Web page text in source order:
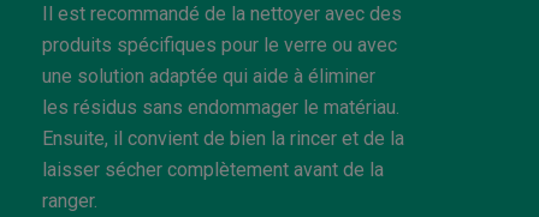
Il est recommandé de la nettoyer avec des
produits spécifiques pour le verre ou avec
une solution adaptée qui aide à éliminer
les résidus sans endommager le matériau.
Ensuite, il convient de bien la rincer et de la
laisser sécher complètement avant de la
ranger.